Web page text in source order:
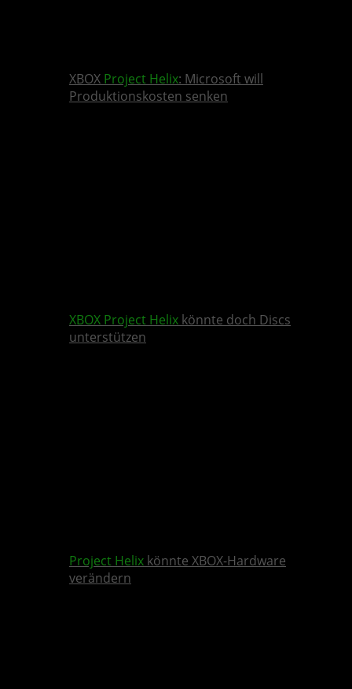
XBOX Project Helix: Microsoft will
Produktionskosten senken
XBOX Project Helix könnte doch Discs
unterstützen
Project Helix könnte XBOX-Hardware
verändern